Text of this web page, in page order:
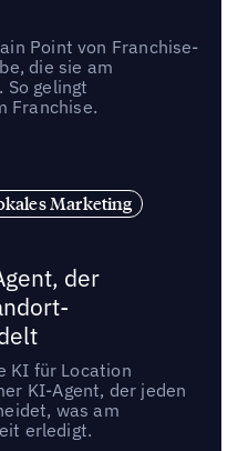
Point von Franchise-
die sie am
gelingt
Franchise.
Marketing
der
KI für Location
KI-Agent, der jeden
was am
erledigt.